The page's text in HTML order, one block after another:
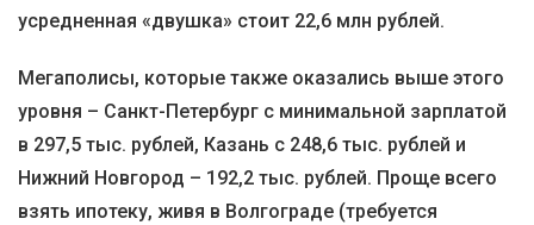
усредненная «двушка» стоит 22,6 млн рублей.
Мегаполисы, которые также оказались выше этого
уровня – Санкт-Петербург с минимальной зарплатой
в 297,5 тыс. рублей, Казань с 248,6 тыс. рублей и
Нижний Новгород – 192,2 тыс. рублей. Проще всего
взять ипотеку, живя в Волгограде (требуется